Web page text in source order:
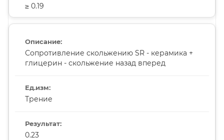
≥ 0.19
Сопротивление скольжению SR - керамика +
глицерин - скольжение назад вперед
Трение
0.23